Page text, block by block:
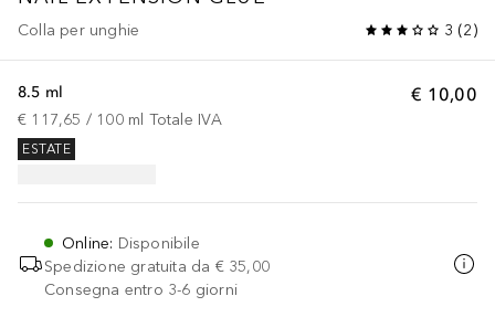
Colla per unghie 3 (2)
€ 10,00
8.5 ml
€ 117,65 / 100 ml Totale IVA
ESTATE
Online: Disponibile
Spedizione gratuita da € 35,00
Consegna entro 3-6 giorni